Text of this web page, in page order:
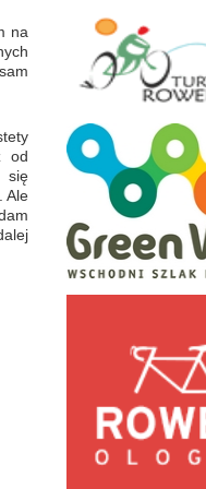
na
od
się
Ale